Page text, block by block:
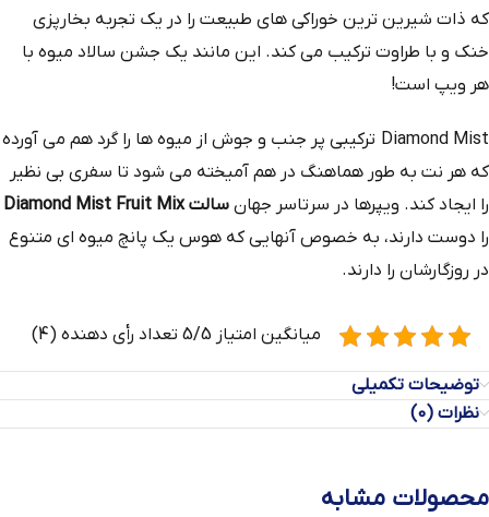
که ذات شیرین‌ ترین خوراکی‌ های طبیعت را در یک تجربه بخارپزی
خنک و با طراوت ترکیب می‌ کند. این مانند یک جشن سالاد میوه با
هر ویپ است!
Diamond Mist ترکیبی پر جنب و جوش از میوه ها را گرد هم می آورده
که هر نت به طور هماهنگ در هم آمیخته می شود تا سفری بی نظیر
را ایجاد کند. ویپرها در سرتاسر جهان سالت Diamond Mist Fruit Mix
را دوست دارند، به خصوص آنهایی که هوس یک پانچ میوه ای متنوع
در روزگارشان را دارند.
میانگین امتیاز 5/5 تعداد رأی دهنده (4)
توضیحات تکمیلی
نظرات (0)
محصولات مشابه